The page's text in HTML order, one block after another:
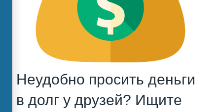
Неудобно просить деньги
в долг у друзей? Ищите